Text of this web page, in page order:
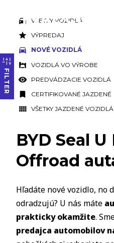
FILTER
VŠETKY VOZIDLÁ
VÝPREDAJ
NOVÉ VOZIDLÁ
VOZIDLÁ VO VÝROBE
PREDVÁDZACIE VOZIDLÁ
CERTIFIKOVANÉ JAZDENÉ
VŠETKY JAZDENÉ VOZIDLÁ
BYD Seal
Offroad
Hľadáte nové vozidlo, no
odradzujú? U nás máte
prakticky okamžite.
predajca automobilov